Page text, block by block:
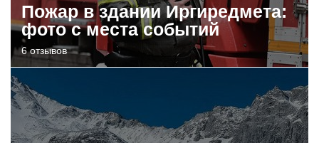
Пожар в здании Иргиредмета:
фото с места событий
6 отзывов